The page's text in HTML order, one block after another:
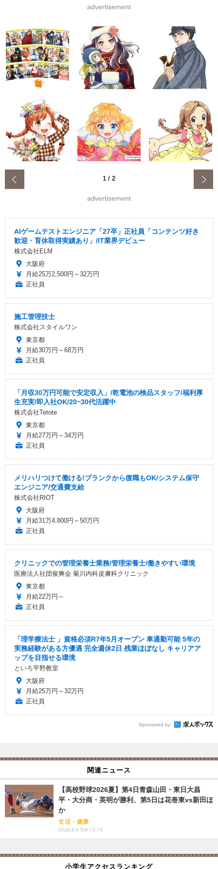
advertisement
1 / 2
advertisement
AIゲームテストエンジニア「27卒」正社員「コンテンツ好き
歓迎・育休取得実績あり」/IT業界デビュー
株式会社ELM
大阪府
月給25万2,500円～32万円
正社員
施工管理技士
株式会社スタイルワン
東京都
月給30万円～68万円
正社員
「月収30万円可能で安定収入」/乾電池の検品スタッフ/福利厚
生充実/即入社OK/20~30代活躍中
株式会社Tetote
東京都
月給27万円～34万円
正社員
メリハリつけて働ける!ブランクから復職もOK/システム保守
エンジニア/交通費支給
株式会社RIOT
大阪府
月給31万4,800円～50万円
正社員
クリニックでの管理栄養士業務/管理栄養士/働きやすい環境
医療法人社団俊爽会 菊川内科皮膚科クリニック
東京都
月給22万円～
正社員
「理学療法士 」資格必須R7年5月オープン 車通勤可能 5年の
実務経験がある方優遇 完全週休2日 残業ほぼなし キャリアア
ップを目指せる環境
といろ平野教室
大阪府
月給25万円～32万円
正社員
Sponsored by
関連ニュース
【高校野球2026夏】第4日青森山田・東日大昌
平・大分商・英明が勝利、第5日は花巻東vs新田ほ
か
生活・健康
2026.8.8 Sat 15:15
小学生アクセスランキング